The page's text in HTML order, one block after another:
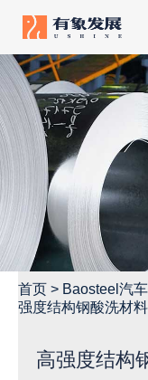
首页 > Baosteel汽
强度结构钢酸洗材
高强度结构